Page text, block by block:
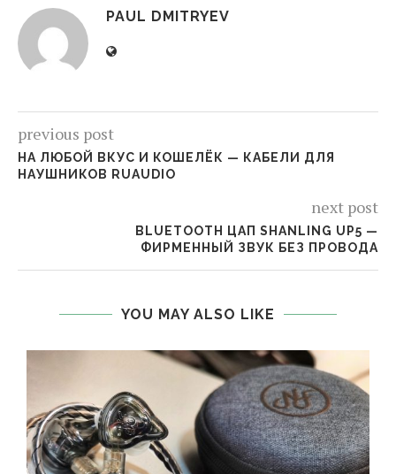
PAUL DMITRYEV
previous post
НА ЛЮБОЙ ВКУС И КОШЕЛЁК — КАБЕЛИ ДЛЯ
НАУШНИКОВ RUAUDIO
next post
BLUETOOTH ЦАП SHANLING UP5 —
ФИРМЕННЫЙ ЗВУК БЕЗ ПРОВОДА
YOU MAY ALSO LIKE